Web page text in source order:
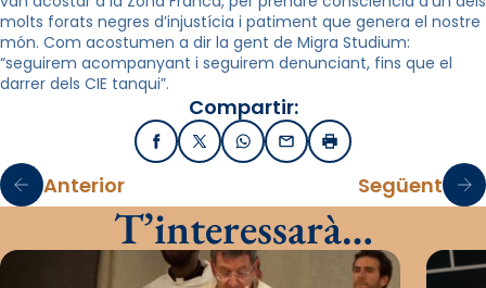
molts forats negres d’injustícia i patiment que genera el nostre
món. Com acostumen a dir la gent de Migra Studium:
“seguirem acompanyant i seguirem denunciant, fins que el
darrer dels CIE tanqui”.
Compartir:
FacebookX / TwitterWhatsApp
EmailImprimir
Anterior Següent
T’interessarà…